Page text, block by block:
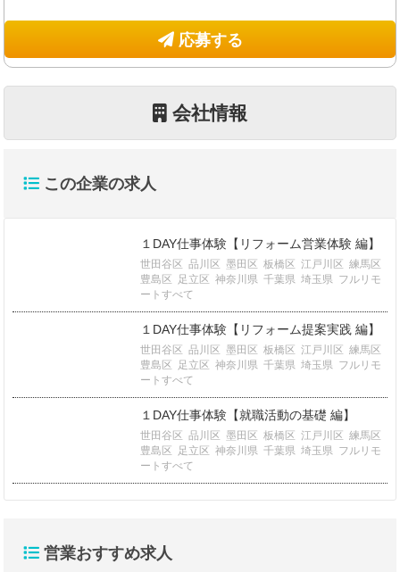
応募する
会社情報
この企業の求人
１DAY仕事体験【リフォーム営業体験 編】
世田谷区 品川区 墨田区 板橋区 江戸川区 練馬区
豊島区
足立区 神奈川県 千葉県 埼玉県 フルリモ
ートすべて
１DAY仕事体験【リフォーム提案実践 編】
世田谷区 品川区 墨田区 板橋区 江戸川区 練馬区
豊島区
足立区 神奈川県 千葉県 埼玉県 フルリモ
ートすべて
１DAY仕事体験【就職活動の基礎 編】
世田谷区 品川区 墨田区 板橋区 江戸川区 練馬区
豊島区
足立区 神奈川県 千葉県 埼玉県 フルリモ
ートすべて
営業おすすめ求人